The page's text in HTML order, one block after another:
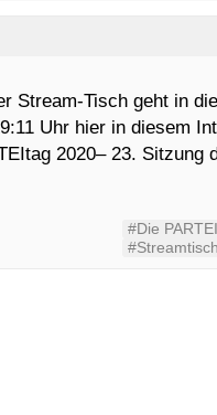
Stream-Tisch geht in
Uhr hier in diesem
2020– 23. Sitzung
#Die
#Streamtisch